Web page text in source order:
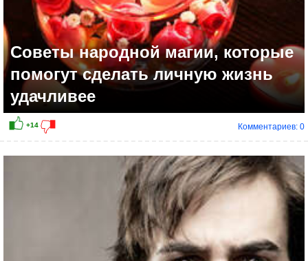
Советы народной магии, которые
помогут сделать личную жизнь
удачливее
Комментариев: 0